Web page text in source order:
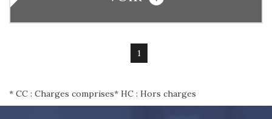
1
* CC : Charges comprises* HC : Hors charges